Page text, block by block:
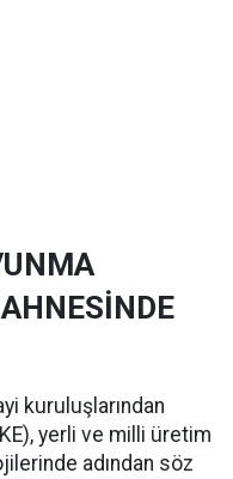
kuruluşlarından
yerli ve milli üretim
adından söz